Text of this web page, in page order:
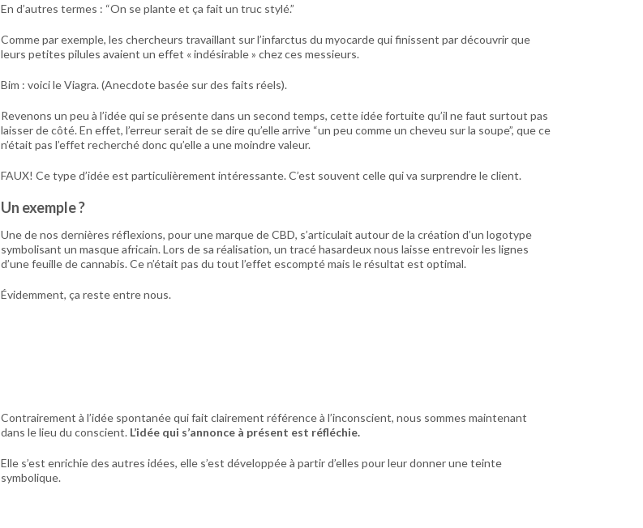
En d’autres termes : “On se plante et ça fait un truc stylé.”
Comme par exemple, les chercheurs travaillant sur l’infarctus du myocarde qui finissent par découvrir que
leurs petites pilules avaient un effet « indésirable » chez ces messieurs.
Bim : voici le Viagra. (Anecdote basée sur des faits réels).
Revenons un peu à l’idée qui se présente dans un second temps, cette idée fortuite qu’il ne faut surtout pas
laisser de côté. En effet, l’erreur serait de se dire qu’elle arrive “un peu comme un cheveu sur la soupe”, que ce
n’était pas l’effet recherché donc qu’elle a une moindre valeur.
FAUX! Ce type d’idée est particulièrement intéressante. C’est souvent celle qui va surprendre le client.
Un exemple ?
Une de nos dernières réflexions, pour une marque de CBD, s’articulait autour de la création d’un logotype
symbolisant un masque africain. Lors de sa réalisation, un tracé hasardeux nous laisse entrevoir les lignes
d’une feuille de cannabis. Ce n’était pas du tout l’effet escompté mais le résultat est optimal.
Évidemment, ça reste entre nous.
Contrairement à l’idée spontanée qui fait clairement référence à l’inconscient, nous sommes maintenant
dans le lieu du conscient. L’idée qui s’annonce à présent est réfléchie.
Elle s’est enrichie des autres idées, elle s’est développée à partir d’elles pour leur donner une teinte
symbolique.